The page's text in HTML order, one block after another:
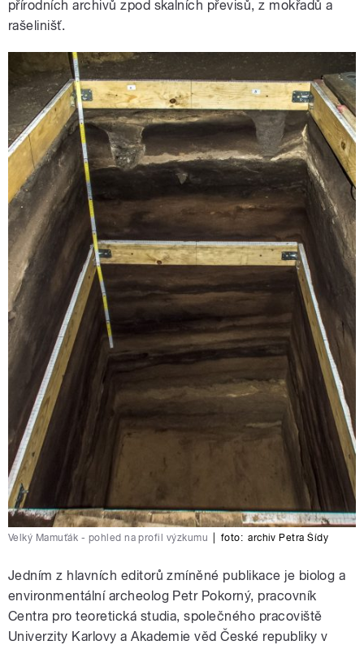
přírodních archivů zpod skalních převisů, z mokřadů a
rašelinišť.
Velký Mamuťák - pohled na profil výzkumu foto: archiv Petra Šídy
Jedním z hlavních editorů zmíněné publikace je biolog a
environmentální archeolog Petr Pokorný, pracovník
Centra pro teoretická studia, společného pracoviště
Univerzity Karlovy a Akademie věd České republiky v